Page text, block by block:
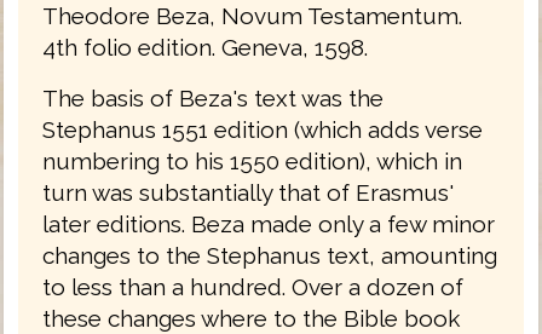
Theodore Beza, Novum Testamentum.
4th folio edition. Geneva, 1598.
The basis of Beza's text was the
Stephanus 1551 edition (which adds verse
numbering to his 1550 edition), which in
turn was substantially that of Erasmus'
later editions. Beza made only a few minor
changes to the Stephanus text, amounting
to less than a hundred. Over a dozen of
these changes where to the Bible book